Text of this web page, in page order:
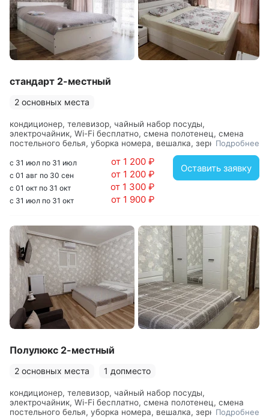
Можно воспользоваться прачечной и химчисткой.
стандарт 2-местный
2 основных места
кондиционер, телевизор, чайный набор посуды,
электрочайник, Wi-Fi бесплатно, смена полотенец, смена
постельного белья, уборка номера, вешалка, зеркало,
шкаф, с душем, фен
Подробнее
с 31 июл по 31 июл от 1 200 ₽
с 01 авг по 30 сен от 1 200 ₽
с 01 окт по 31 окт от 1 300 ₽
с 31 июл по 31 окт от 1 900 ₽
Оставить заявку
Полулюкс 2-местный
2 основных места 1 допместо
кондиционер, телевизор, чайный набор посуды,
электрочайник, Wi-Fi бесплатно, смена полотенец, смена
постельного белья, уборка номера, вешалка, зеркало,Подробнее